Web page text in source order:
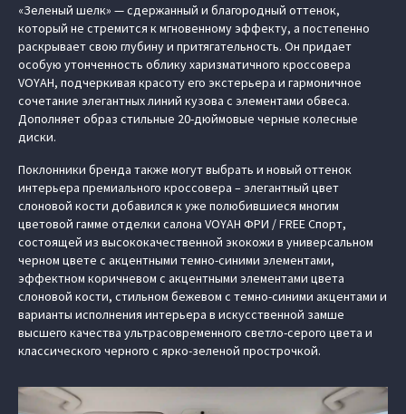
«Зеленый шелк» — сдержанный и благородный оттенок,
который не стремится к мгновенному эффекту, а постепенно
раскрывает свою глубину и притягательность. Он придает
особую утонченность облику харизматичного кроссовера
VOYAH, подчеркивая красоту его экстерьера и гармоничное
сочетание элегантных линий кузова с элементами обвеса.
Дополняет образ стильные 20-дюймовые черные колесные
диски.
Поклонники бренда также могут выбрать и новый оттенок
интерьера премиального кроссовера – элегантный цвет
слоновой кости добавился к уже полюбившиеся многим
цветовой гамме отделки салона VOYAH ФРИ / FREE Спорт,
состоящей из высококачественной экокожи в универсальном
черном цвете с акцентными темно-синими элементами,
эффектном коричневом с акцентными элементами цвета
слоновой кости, стильном бежевом с темно-синими акцентами и
варианты исполнения интерьера в искусственной замше
высшего качества ультрасовременного светло-серого цвета и
классического черного с ярко-зеленой прострочкой.